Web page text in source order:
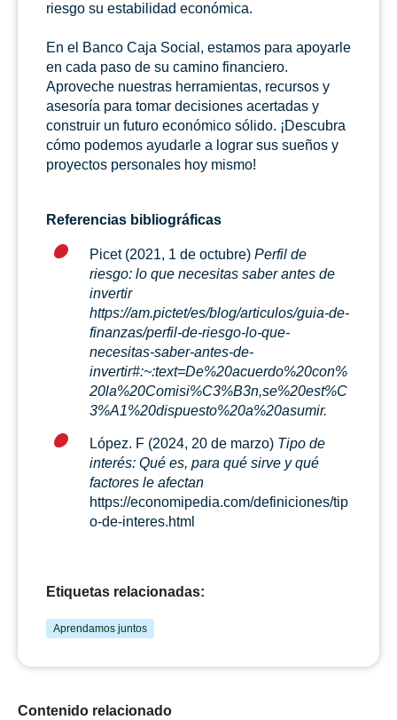
riesgo su estabilidad económica.
En el Banco Caja Social, estamos para apoyarle
en cada paso de su camino financiero.
Aproveche nuestras herramientas, recursos y
asesoría para tomar decisiones acertadas y
construir un futuro económico sólido. ¡Descubra
cómo podemos ayudarle a lograr sus sueños y
proyectos personales hoy mismo!
Referencias bibliográficas
Picet (2021, 1 de octubre) Perfil de
riesgo: lo que necesitas saber antes de
invertir
https://am.pictet/es/blog/articulos/guia-de-
finanzas/perfil-de-riesgo-lo-que-
necesitas-saber-antes-de-
invertir#:~:text=De%20acuerdo%20con%
20la%20Comisi%C3%B3n,se%20est%C
3%A1%20dispuesto%20a%20asumir.
López. F (2024, 20 de marzo) Tipo de
interés: Qué es, para qué sirve y qué
factores le afectan
https://economipedia.com/definiciones/tip
o-de-interes.html
Etiquetas relacionadas:
Aprendamos juntos
Contenido relacionado